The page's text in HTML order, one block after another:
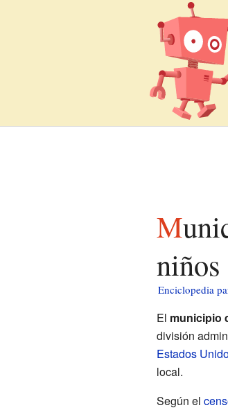
Municipio de Watertown (condado de Tuscola) para
niños
Enciclopedia
El municipio
división
Estados
local.
Según el